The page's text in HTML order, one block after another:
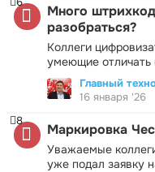
Много
разобраться?
Коллеги
умеющие отличать
Главный
16 января '26
Маркировка
Уважаемые
уже подал заявку
8